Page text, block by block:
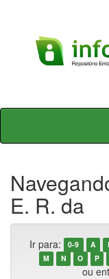
Skip
E. R. da
Ir para: 0-9 A
M
N O P
ou